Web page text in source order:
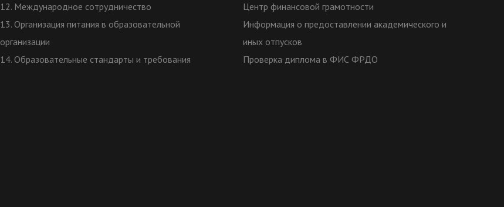
12. Международное сотрудничество
13. Организация питания в образовательной
организации
14. Образовательные стандарты и требования
Центр финансовой грамотности
Информация о предоставлении академического и
иных отпусков
Проверка диплома в ФИС ФРДО